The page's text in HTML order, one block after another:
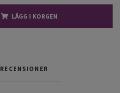
LÄGG I KORGEN
RECENSIONER